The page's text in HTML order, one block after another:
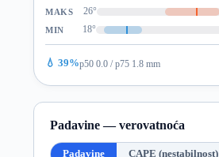
MAKS 26°
MIN 18°
💧 39%p50 0.0 / p75 1.8 mm
Padavine — verovatnoća
Padavine CAPE (nestabilnost)